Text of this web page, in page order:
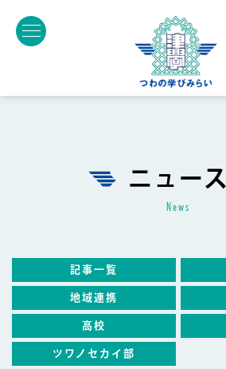
ニュース
news
記事一覧
地域連携
高校
ツワノセカイ部